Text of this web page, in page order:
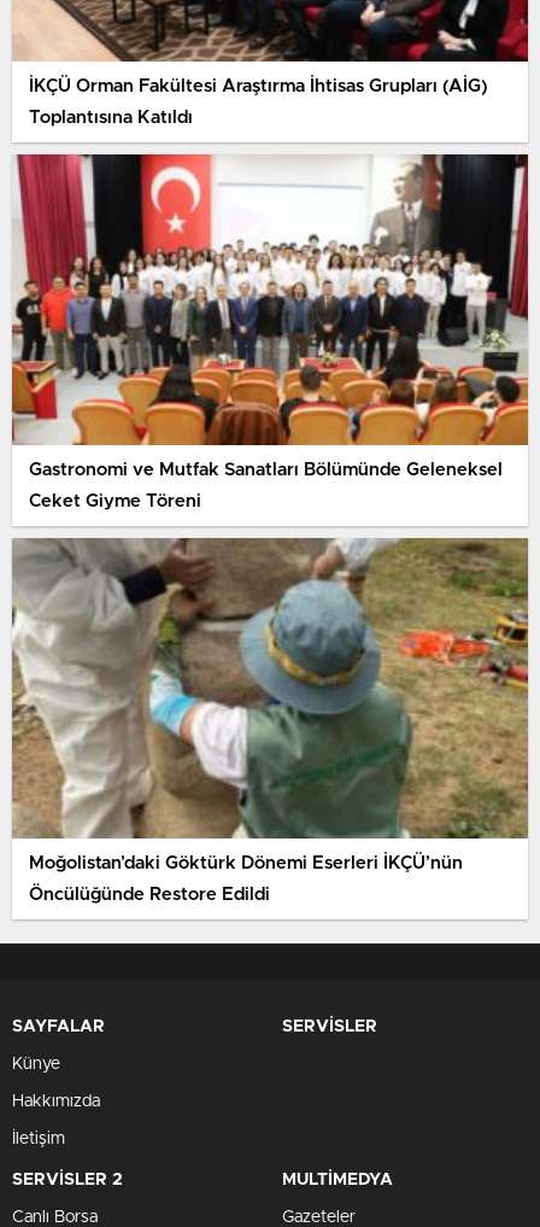
İKÇÜ Orman Fakültesi Araştırma İhtisas Grupları (AİG)
Toplantısına Katıldı
Gastronomi ve Mutfak Sanatları Bölümünde Geleneksel
Ceket Giyme Töreni
Moğolistan’daki Göktürk Dönemi Eserleri İKÇÜ’nün
Öncülüğünde Restore Edildi
SAYFALAR
Künye
Hakkımızda
İletişim
SERVİSLER
SERVİSLER 2
Canlı Borsa
MULTİMEDYA
Gazeteler